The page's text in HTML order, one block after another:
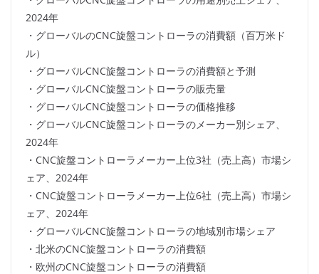
2024年
・グローバルのCNC旋盤コントローラの消費額（百万米ド
ル）
・グローバルCNC旋盤コントローラの消費額と予測
・グローバルCNC旋盤コントローラの販売量
・グローバルCNC旋盤コントローラの価格推移
・グローバルCNC旋盤コントローラのメーカー別シェア、
2024年
・CNC旋盤コントローラメーカー上位3社（売上高）市場シ
ェア、2024年
・CNC旋盤コントローラメーカー上位6社（売上高）市場シ
ェア、2024年
・グローバルCNC旋盤コントローラの地域別市場シェア
・北米のCNC旋盤コントローラの消費額
・欧州のCNC旋盤コントローラの消費額